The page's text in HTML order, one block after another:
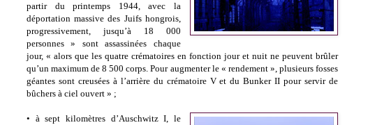
partir du printemps 1944, avec la
déportation massive des Juifs hongrois,
progressivement, jusqu’à 18 000
personnes » sont assassinées chaque
jour, « alors que les quatre crématoires en fonction jour et nuit ne peuvent brûler
qu’un maximum de 8 500 corps. Pour augmenter le « rendement », plusieurs fosses
géantes sont creusées à l’arrière du crématoire V et du Bunker II pour servir de
bûchers à ciel ouvert » ;
• à sept kilomètres d’Auschwitz I, le